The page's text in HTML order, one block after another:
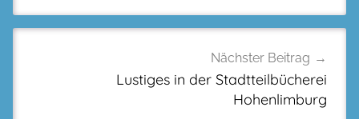
Nächster Beitrag
Lustiges in der Stadtteilbücherei
Hohenlimburg